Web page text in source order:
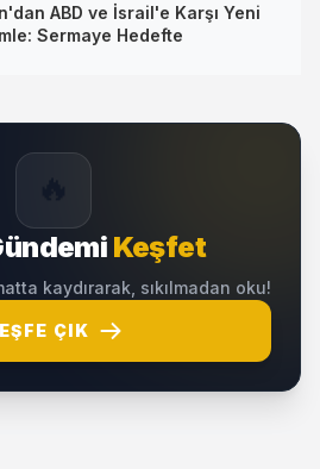
ABD ve İsrail'e Karşı Yeni
Sermaye Hedefte
Keşfet
kaydırarak, sıkılmadan oku!
ÇIK